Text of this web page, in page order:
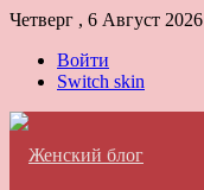
Четверг , 6 Август 2026
Войти
Switch skin